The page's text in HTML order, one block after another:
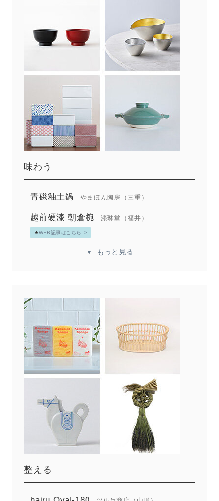
味わう
青磁釉土鍋 やまほん陶房（三重）
越前硬漆 朝倉椀 漆琳堂（福井）
★WEB記事はこちら
▼ もっと見る
整える